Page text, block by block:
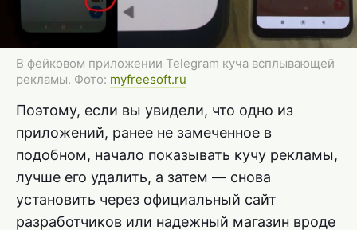
В фейковом приложении Telegram куча всплывающей
рекламы. Фото: myfreesoft.ru
Поэтому, если вы увидели, что одно из
приложений, ранее не замеченное в
подобном, начало показывать кучу рекламы,
лучше его удалить, а затем — снова
установить через официальный сайт
разработчиков или надежный магазин вроде